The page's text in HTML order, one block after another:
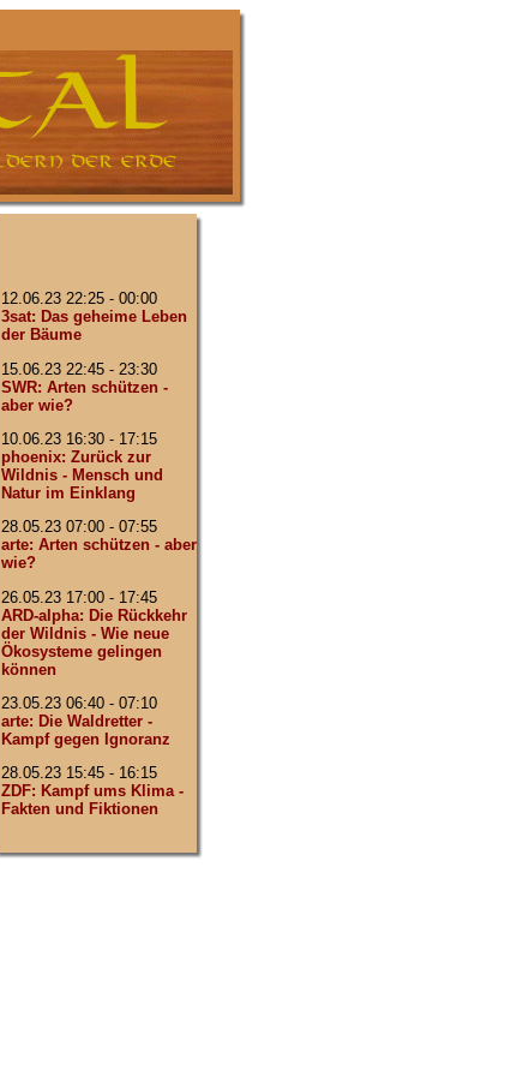
12.06.23 22:25 - 00:00
3sat: Das geheime Leben
der Bäume
15.06.23 22:45 - 23:30
SWR: Arten schützen -
aber wie?
10.06.23 16:30 - 17:15
phoenix: Zurück zur
Wildnis - Mensch und
Natur im Einklang
28.05.23 07:00 - 07:55
arte: Arten schützen - aber
wie?
26.05.23 17:00 - 17:45
ARD-alpha: Die Rückkehr
der Wildnis - Wie neue
Ökosysteme gelingen
können
23.05.23 06:40 - 07:10
arte: Die Waldretter -
Kampf gegen Ignoranz
28.05.23 15:45 - 16:15
ZDF: Kampf ums Klima -
Fakten und Fiktionen